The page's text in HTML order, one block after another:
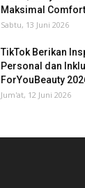
Maksimal Comfort
Sabtu, 13 Juni 2026
TikTok Berikan
Personal dan
ForYouBeauty
Jum'at, 12 Juni 2026